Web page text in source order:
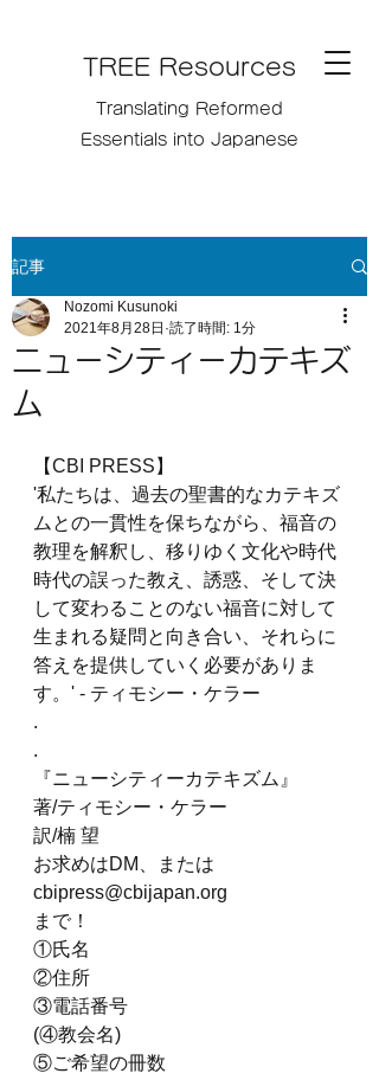
TREE Resources
Translating Reformed
Essentials into Japanese
記事
ニューシティーカテキズ
ム
Nozomi Kusunoki
2021年8月28日 読了時間: 1分
【CBI PRESS】
'私たちは、過去の聖書的なカテキズ
ムとの一貫性を保ちながら、福音の
教理を解釈し、移りゆく文化や時代
時代の誤った教え、誘惑、そして決
して変わることのない福音に対して
生まれる疑問と向き合い、それらに
答えを提供していく必要がありま
す。' - ティモシー・ケラー
.
.
『ニューシティーカテキズム』
著/ティモシー・ケラー
訳/楠 望
お求めはDM、または
cbipress@cbijapan.org
まで！
①氏名
②住所
③電話番号
(④教会名)
⑤ご希望の冊数